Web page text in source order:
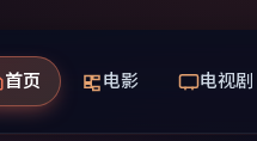
首页 电影 电视剧